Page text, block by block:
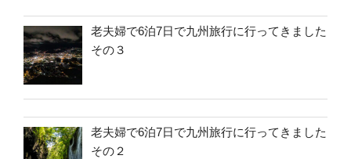
老夫婦で6泊7日で九州旅行に行ってきました
その３
老夫婦で6泊7日で九州旅行に行ってきました
その２